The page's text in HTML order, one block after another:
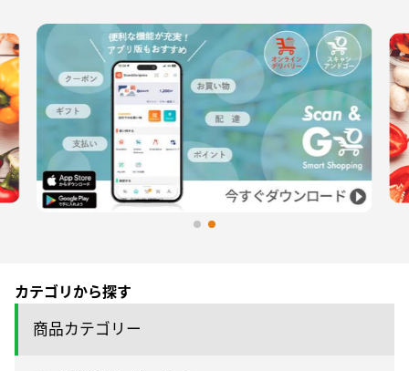
カテゴリから探す
商品カテゴリー